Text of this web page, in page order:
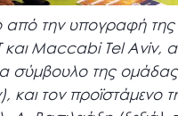
από την υπογραφή
και Maccabi Tel Aviv,
σύμβουλο της
και τον προϊστάμενο